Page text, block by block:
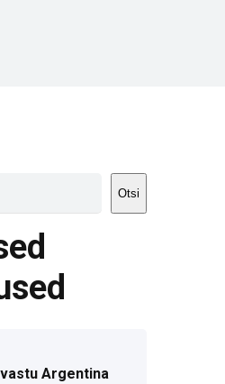
Otsi
vastu Argentina